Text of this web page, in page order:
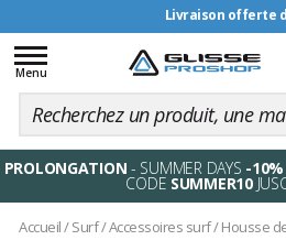
Livraison offerte
Toggle
navigation
Menu
PROLONGATION - SUMMER DAYS -10%
CODE SUMMER10
Accueil/Surf/Accessoires surf/Housse